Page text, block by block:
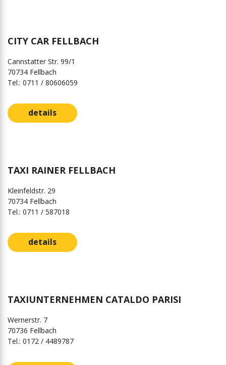
CITY CAR FELLBACH
Cannstatter Str. 99/1
70734 Fellbach
Tel.: 0711 / 80606059
details
TAXI RAINER FELLBACH
Kleinfeldstr. 29
70734 Fellbach
Tel.: 0711 / 587018
details
TAXIUNTERNEHMEN CATALDO PARISI
Wernerstr. 7
70736 Fellbach
Tel.: 0172 / 4489787